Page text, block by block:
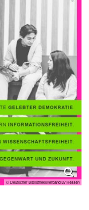
© Deutscher Bibliotheksverband LV Hessen